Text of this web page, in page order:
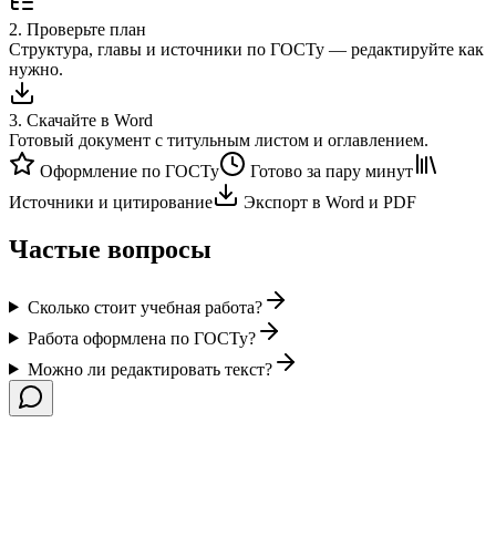
2. Проверьте план
Структура, главы и источники по ГОСТу — редактируйте как
нужно.
3. Скачайте в Word
Готовый документ с титульным листом и оглавлением.
Оформление по ГОСТу
Готово за пару минут
Источники и цитирование
Экспорт в Word и PDF
Частые вопросы
Сколько стоит учебная работа?
Работа оформлена по ГОСТу?
Можно ли редактировать текст?